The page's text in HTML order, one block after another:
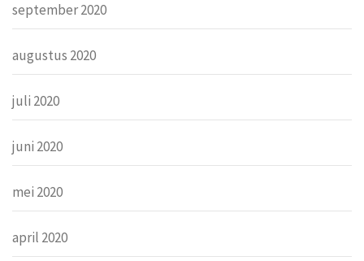
september 2020
augustus 2020
juli 2020
juni 2020
mei 2020
april 2020